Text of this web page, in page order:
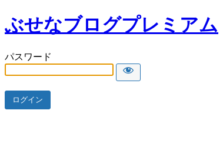
ぶせなブログプレミアム
パスワード